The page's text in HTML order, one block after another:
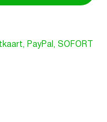
PayPal, SOFORT